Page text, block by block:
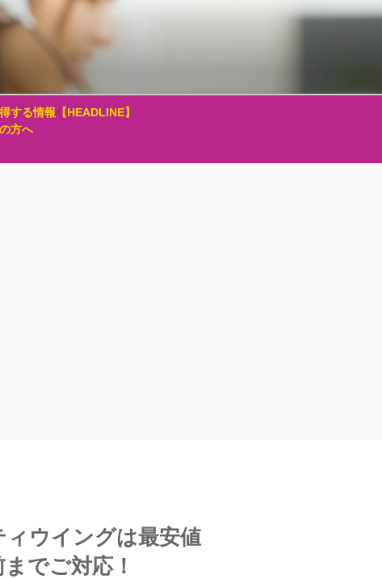
する情報【HEADLINE】
方へ
ィウイングは最安値
でご対応！